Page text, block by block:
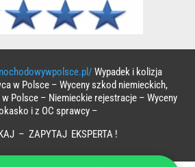
Wypadek i kolizja
w Polsce – Wyceny szkod niemieckich,
Polsce – Niemieckie rejestracje – Wyceny
i z OC sprawcy –
– ZAPYTAJ EKSPERTA !